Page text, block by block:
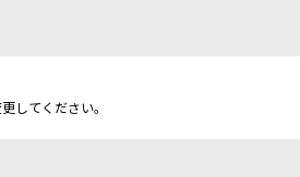
してください。